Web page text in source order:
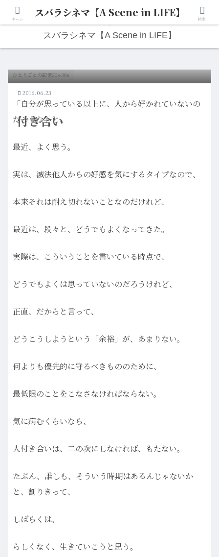
人生は“ひとりごと”から始まる。映画と写真と日々のこと。
スバラシネマ【A Scene in LIFE】
付き合い
ひとりごとの記憶20s-30s
2016.06.23
「自分が思っている以上に、人から好かれていないの
だろうな」と、
最近、よく思う。
実は、滅法他人からの好感を気にするタイプなので、
本来それは耐え切れないことなのだけれど、
最近は、段々と、どうでもよくなってきた。
実際は、こういうことを書いている時点で、
どうでもよくは思っていないのだろうけれど、
正直、だからと言って、
どうこうしようという「余裕」が、あまりない。
何よりも優先的に守るべきもののために、
最低限のことをこなさなければならない。
気に病むくらいなら、
人付き合いは、二の次にしなければ、もたない。
たぶん、誰しも、そういう時期はあるんじゃないか
と、割りきって、
しばらくは、
らしくなく、生きていこうと思う。
ホーム スバラシネマ【A Scene in LIFE】 検索